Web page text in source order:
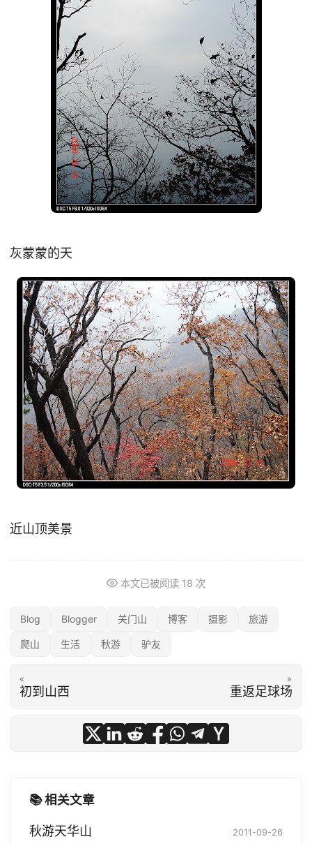
灰蒙蒙的天
近山顶美景
本文已被阅读 18 次
Blog Blogger 关门山 博客 摄影 旅游
爬山 生活 秋游 驴友
«
初到山西
»
重返足球场
📚 相关文章
秋游天华山 2011-09-26